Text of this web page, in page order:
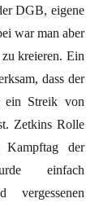
DGB, eigene
war man aber
zu kreieren. Ein
dass der
ein Streik von
Zetkins Rolle
der
einfach
vergessenen